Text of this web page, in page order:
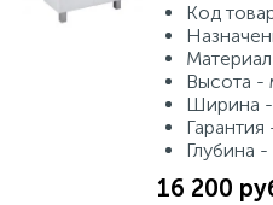
Код
Высота -
Ширина
Гарантия
Глубина
16 200